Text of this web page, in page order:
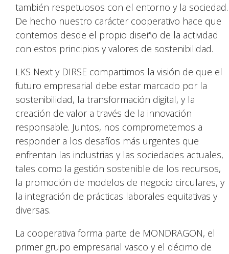
también respetuosos con el entorno y la sociedad.
De hecho nuestro carácter cooperativo hace que
contemos desde el propio diseño de la actividad
con estos principios y valores de sostenibilidad.
LKS Next y DIRSE compartimos la visión de que el
futuro empresarial debe estar marcado por la
sostenibilidad, la transformación digital, y la
creación de valor a través de la innovación
responsable. Juntos, nos comprometemos a
responder a los desafíos más urgentes que
enfrentan las industrias y las sociedades actuales,
tales como la gestión sostenible de los recursos,
la promoción de modelos de negocio circulares, y
la integración de prácticas laborales equitativas y
diversas.
La cooperativa forma parte de MONDRAGON, el
primer grupo empresarial vasco y el décimo de